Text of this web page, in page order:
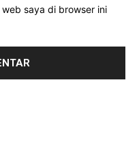
saya di browser ini